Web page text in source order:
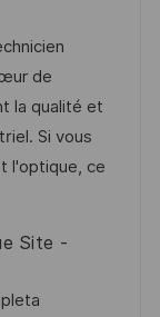
de
la qualité et
Si vous
l'optique, ce
Site -